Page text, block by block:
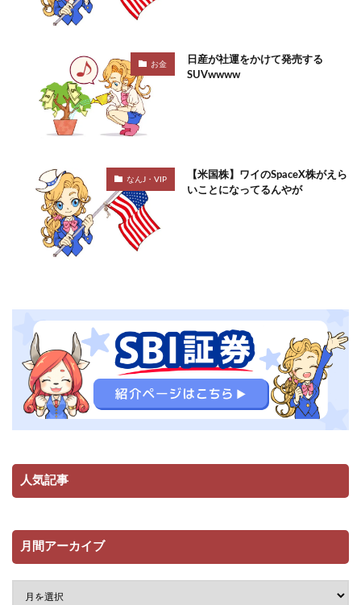
お金
日産が社運をかけて発売する
SUVwwww
なんJ・VIP
【米国株】ワイのSpaceX株がえら
いことになってるんやが
人気記事
月間アーカイブ